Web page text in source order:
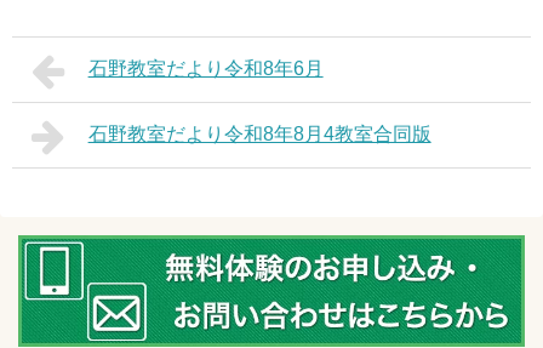
石野教室だより令和8年6月
石野教室だより令和8年8月4教室合同版